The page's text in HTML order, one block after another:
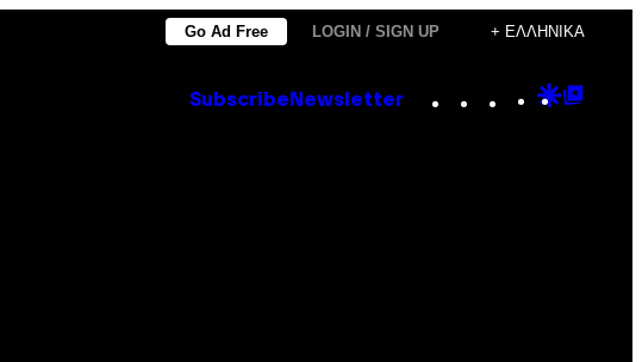
Go Ad Free LOGIN / SIGN UP + ΕΛΛΗΝΙΚΆ
Subscribe Newsletter Instagram
TikTok
YouTube
Google